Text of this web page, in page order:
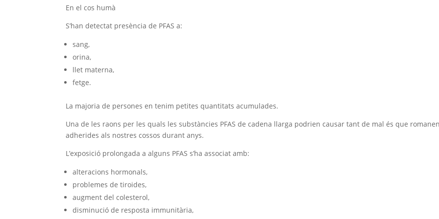
En el cos humà
S’han detectat presència de PFAS a:
sang,
orina,
llet materna,
fetge.
La majoria de persones en tenim petites quantitats acumulades.
Una de les raons per les quals les substàncies PFAS de cadena llarga podrien causar tant de mal és que
adherides als nostres cossos durant anys.
L’exposició prolongada a alguns PFAS s’ha associat amb:
alteracions hormonals,
problemes de tiroides,
augment del colesterol,
disminució de resposta immunitària,